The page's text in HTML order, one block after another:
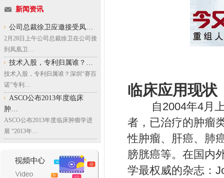
新闻资讯
公司总裁徐卫应邀接受凤…
2月28日上午公司总裁徐卫在公司接
到凤凰卫…
技术入股，专利归属谁？…
技术入股，专利归属谁？深圳“赛百
诺”专利…
ASCO公布2013年度临床
肿…
ASCO公布2013年度临床肿瘤学进
展 “2013年…
临床应用现状
自2004年4月
者，已治疗的肿瘤
性肿瘤、肝癌、肺
膀胱癌等。在国内
学最权威的杂志：